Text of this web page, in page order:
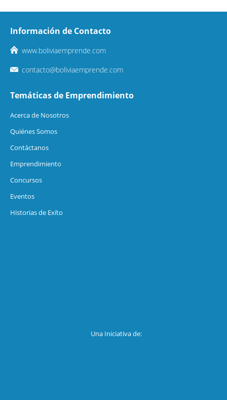
Información de Contacto
www.boliviaemprende.com
contacto@boliviaemprende.com
Temáticas de Emprendimiento
Acerca de Nosotros
Quiénes Somos
Contáctanos
Emprendimiento
Concursos
Eventos
Historias de Exíto
Una Iniciativa de: